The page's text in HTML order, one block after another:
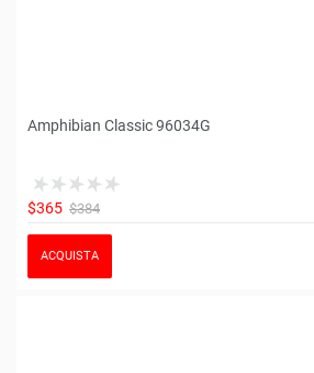
Amphibian Classic 96034G
$365 $384
ACQUISTA